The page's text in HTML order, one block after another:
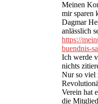
Meinen
mir sparen
Dagmar
anlässlich
https://
buendnis-
Ich werde
nichts
Nur so viel
Verein hat
die